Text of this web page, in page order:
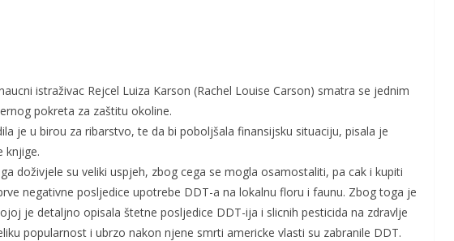
istraživac Rejcel Luiza Karson (Rachel Louise Carson) smatra se jednim
pokreta za zaštitu okoline.
je u birou za ribarstvo, te da bi poboljšala finansijsku situaciju, pisala je
knjige.
doživjele su veliki uspjeh, zbog cega se mogla osamostaliti, pa cak i kupiti
negativne posljedice upotrebe DDT-a na lokalnu floru i faunu. Zbog toga je
je detaljno opisala štetne posljedice DDT-ija i slicnih pesticida na zdravlje
popularnost i ubrzo nakon njene smrti americke vlasti su zabranile DDT.